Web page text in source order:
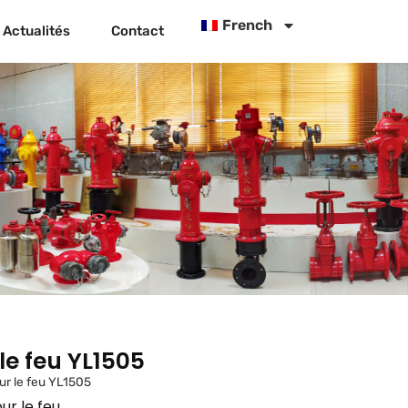
Actualités Contact French
feu YL1505
le feu YL1505